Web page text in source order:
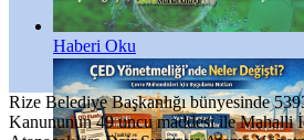
Haberi Oku
Rize Belediye Başkanlığı bünyesinde
Kanununun 49 uncu maddesi ile Mahalli